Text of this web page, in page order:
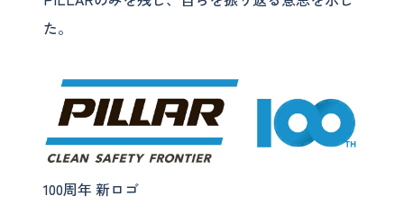
た。
100周年 新ロゴ